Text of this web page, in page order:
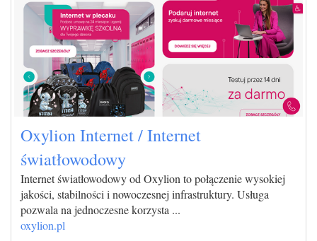
Oxylion Internet / Internet
światłowodowy
Internet światłowodowy od Oxylion to połączenie wysokiej
jakości, stabilności i nowoczesnej infrastruktury. Usługa
pozwala na jednoczesne korzysta ...
oxylion.pl